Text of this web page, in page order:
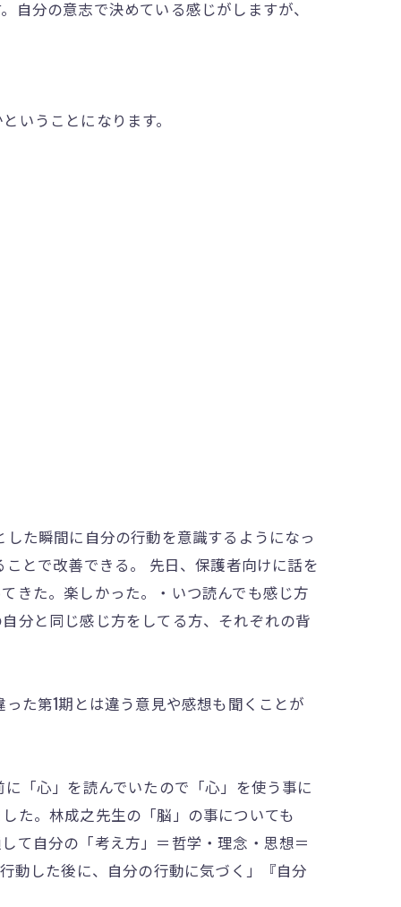
分の意志で決めている感じがしますが、
いうことになります。
た瞬間に自分の行動を意識するようになっ
とで改善できる。 先日、保護者向けに話を
きた。楽しかった。・いつ読んでも感じ方
分と同じ感じ方をしてる方、それぞれの背
た第1期とは違う意見や感想も聞くことが
「心」を読んでいたので「心」を使う事に
た。林成之先生の「脳」の事についても
て自分の「考え方」＝哲学・理念・思想＝
動した後に、自分の行動に気づく」『自分